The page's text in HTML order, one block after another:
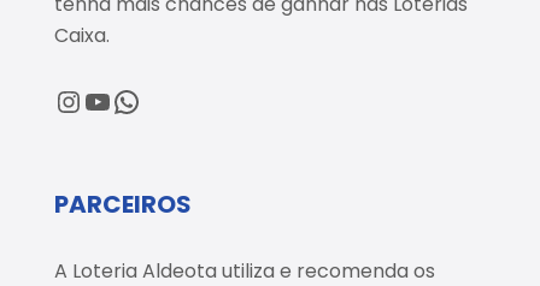
Caixa.
@loteriaaldeota
@loteriaaldeota
Central de Atendimento
PARCEIROS
A Loteria Aldeota utiliza e recomenda os